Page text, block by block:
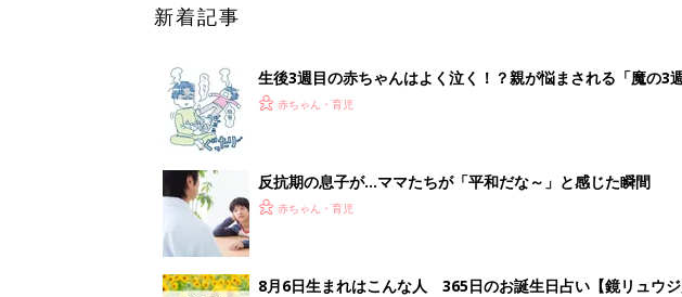
新着記事
生後3週目の赤ちゃんはよく泣く！？親が悩まされる「魔の3
って本当？【専門家】
赤ちゃん・育児
反抗期の息子が...ママたちが「平和だな～」と感じた瞬間
赤ちゃん・育児
8月6日生まれはこんな人 365日のお誕生日占い【鏡リュウジ